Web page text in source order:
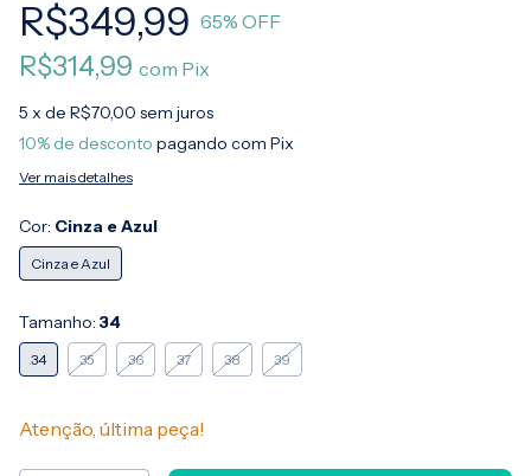
R$349,99 65% OFF
R$314,99 com Pix
5 x de R$70,00 sem juros
10% de desconto pagando com Pix
Ver mais detalhes
Cor: Cinza e Azul
Cinza e Azul
Tamanho: 34
34 35 36 37 38 39
Atenção, última peça!